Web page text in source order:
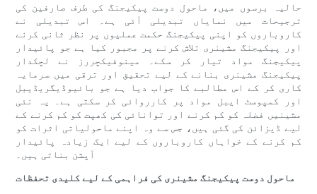
حالیہ برسوں میں، ماحول دوست پیکیجنگ کی طرف صارفین کی
ترجیحات میں نمایاں تبدیلی آئی ہے۔ اس تبدیلی نے
کاروباروں کو اپنی پیکیجنگ حکمت عملیوں پر نظر ثانی کرنے
اور پیکیجنگ مشینری تلاش کرنے پر مجبور کیا ہے جو پائیدار
پیکیجنگ مواد تیار کر سکے۔ مینوفیکچررز نے لچکدار
پیکیجنگ مشینری بنانے کے لیے تحقیق اور ترقی میں سرمایہ
کاری کر کے اس مطالبے کا جواب دیا ہے جو بائیوڈیگریڈیبل
اور کمپوسٹ ایبل مواد پر کارروائی کر سکتی ہے۔ یہ نئی
مشینیں فضلہ کو کم کرنے اور توانائی کی کھپت کو کم کرنے کے
لیے ڈیزائن کی گئی ہیں، جس سے وہ اپنے ماحولیاتی اثرات کو
کم کرنے کے خواہاں کاروباروں کے لیے ایک زیادہ پائیدار
آپشن بناتی ہیں۔
ماحول دوست پیکیجنگ مشینری کی فراہمی کے لیے کلیدی تحفظات